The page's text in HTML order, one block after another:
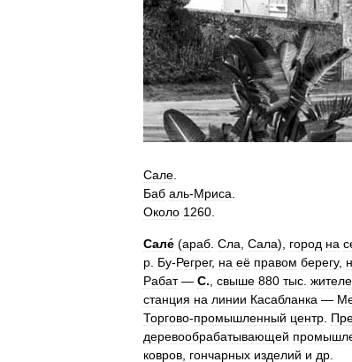
Сале
Баб аль-Мриса
Около 1260
Сале́ (араб Сла Сала), город на
р Бу-Регрег, на её правом берегу,
Рабат— С. свыше 880 тыс
станция на линии Касабланка —
Торгово-промышленный центр
деревообрабатывающей
ковров гончарных изделий и др